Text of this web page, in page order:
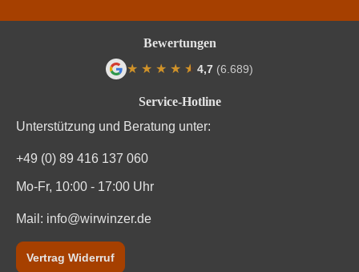
Traubenfarbe Weiß
Service-Hotline
Unterstützung und Beratung unter:
+49 (0) 89 416 137 060
Mo-Fr, 10:00 - 17:00 Uhr
Mail: info@wirwinzer.de
Vertrag Widerruf
Bewertungen
★ ★ ★ ★ ★
★ 4,7 (6.689)